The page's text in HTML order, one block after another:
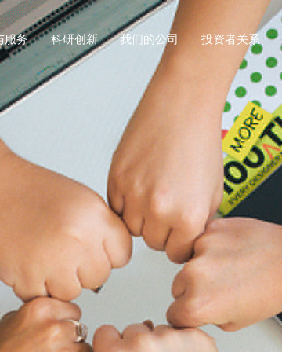
服务 科研创新 我们的公司 投资者关系